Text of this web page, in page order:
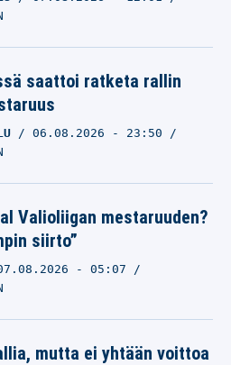
kuoli vain 36-vuotiaana –
urheilu-uraa varjostivat
siviilipuolen ongelmat
AMERIKKALAINEN JALKAPALLO
NFL:n huippulupaukselle
varsin maukas tilipäivä
AMERIKKALAINEN JALKAPALLO
NFL:ssä tärähti yli puolen
saattoi ratketa rallin
06.08.2026 - 23:50
Valioliigan mestaruuden?
siirto”
- 05:07
mutta ei yhtään voittoa